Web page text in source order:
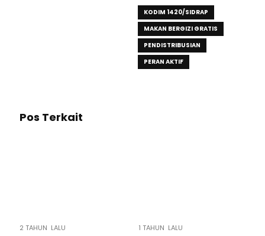
KODIM 1420/SIDRAP
MAKAN BERGIZI GRATIS
PENDISTRIBUSIAN
PERAN AKTIF
Pos Terkait
2 TAHUN LALU 1 TAHUN LALU